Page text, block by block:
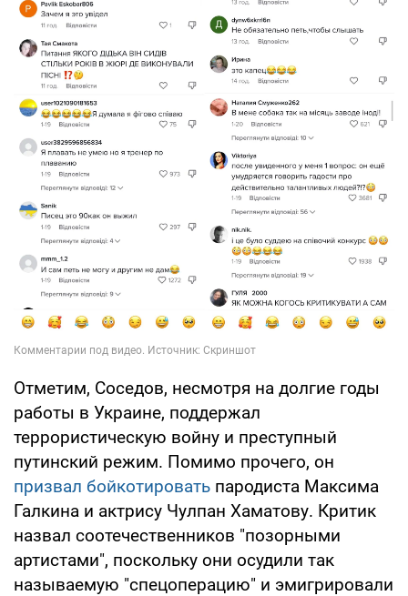
Отметим, Соседов, несмотря на долгие годы
работы в Украине, поддержал
террористическую войну и преступный
путинский режим. Помимо прочего, он
призвал бойкотировать пародиста Максима
Галкина и актрису Чулпан Хаматову. Критик
назвал соотечественников "позорными
артистами", поскольку они осудили так
называемую "спецоперацию" и эмигрировали